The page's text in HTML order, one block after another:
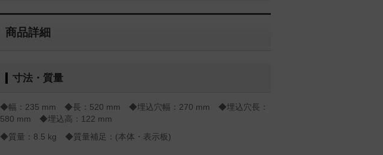
商品詳細
寸法・質量
◆幅：235 mm ◆長：520 mm ◆埋込穴幅：270 mm ◆埋込穴長：
580 mm ◆埋込高：122 mm
◆質量：8.5 kg ◆質量補足：(本体・表示板)